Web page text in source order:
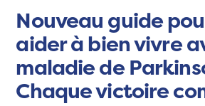
Nouveau guide
aider à bien vivre
maladie de
Chaque victoire